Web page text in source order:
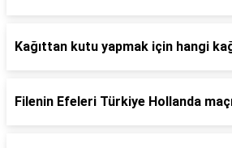
Kağıttan kutu yapmak için hangi
Filenin Efeleri Türkiye Hollanda